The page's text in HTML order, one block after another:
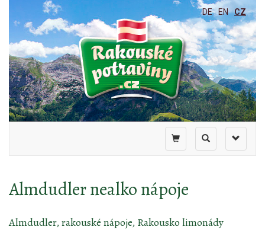
DE EN CZ
Toggle
Toggle
search
Toggle
shopping
Almdudler nealko nápoje
Almdudler, rakouské nápoje, Rakousko limonády